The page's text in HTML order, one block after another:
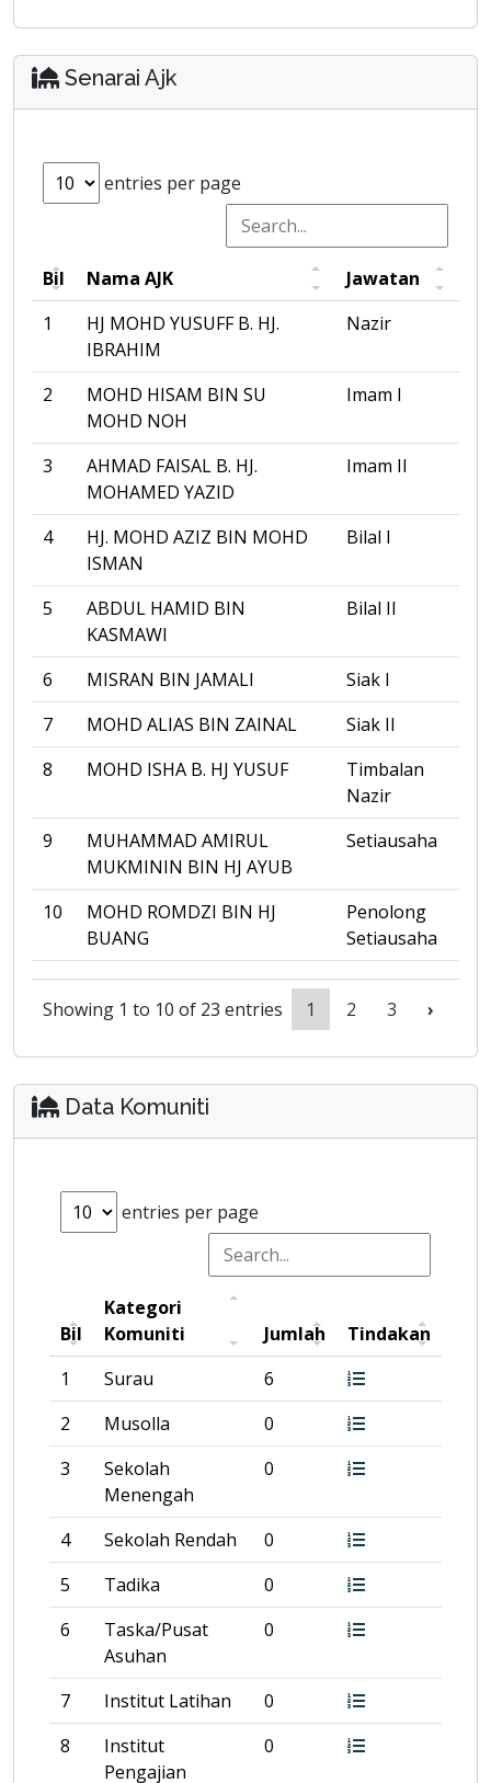
Senarai Ajk
entries per page
Bil Nama AJK
Jawatan
1
HJ MOHD YUSUFF B. HJ.
IBRAHIM
Nazir
2
MOHD HISAM BIN SU
MOHD NOH
Imam I
3
AHMAD FAISAL B. HJ.
MOHAMED YAZID
Imam II
4
HJ. MOHD AZIZ BIN MOHD
ISMAN
Bilal I
5
ABDUL HAMID BIN
KASMAWI
Bilal II
6 MISRAN BIN JAMALI
Siak I
7
MOHD ALIAS BIN ZAINAL
Siak II
8
MOHD ISHA B. HJ YUSUF
Timbalan
Nazir
9
MUHAMMAD AMIRUL
MUKMININ BIN HJ AYUB
Setiausaha
10
MOHD ROMDZI BIN HJ
BUANG
Penolong
Setiausaha
Showing 1 to 10 of 23 entries 1 2 3 ›
Data Komuniti
entries per page
Bil
Kategori
Komuniti
Jumlah
Tindakan
1
Surau
6
2
Musolla
0
3
Sekolah
Menengah
0
4 Sekolah Rendah
0
5
Tadika
0
6
Taska/Pusat
Asuhan
0
7 Institut Latihan
0
8
Institut
Pengajian
0